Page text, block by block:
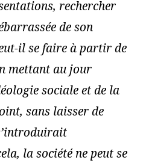
rechercher
de son
il se faire à partir de
mettant au jour
sociale et de la
sans laisser de
la société ne peut se